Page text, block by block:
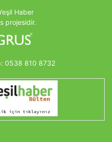
Haber
projesidir.
0538 810 8732